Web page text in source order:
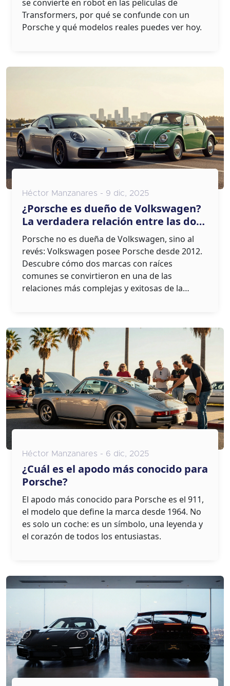
se convierte en robot en las películas de
Transformers, por qué se confunde con un
Porsche y qué modelos reales puedes ver hoy.
Héctor Manzanares - 9 dic, 2025
¿Porsche es dueño de Volkswagen?
La verdadera relación entre las dos
marcas
Porsche no es dueña de Volkswagen, sino al
revés: Volkswagen posee Porsche desde 2012.
Descubre cómo dos marcas con raíces
comunes se convirtieron en una de las
relaciones más complejas y exitosas de la
Héctor Manzanares - 6 dic, 2025
¿Cuál es el apodo más conocido para
Porsche?
El apodo más conocido para Porsche es el 911,
el modelo que define la marca desde 1964. No
es solo un coche: es un símbolo, una leyenda y
el corazón de todos los entusiastas.